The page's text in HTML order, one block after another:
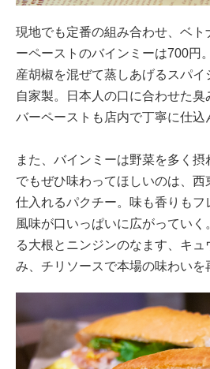
現地でも定番の組み合わせ、ベ
ーペーストのバインミーは700円
産胡椒を混ぜて蒸しあげるスパ
自家製。日本人の口に合わせた臭
バーペーストも店内で丁寧に仕込
また、バインミーは野菜を多く
でもぜひ味わってほしいのは、
仕入れるパクチー。味も香りもフ
風味が口いっぱいに広がってい
る大根とニンジンのなます、キ
み、チリソースで本場の味わいを